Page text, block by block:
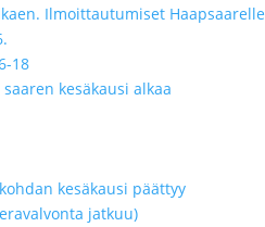
Ilmoittautumiset Haapsaarelle
18
kesäkausi alkaa
kesäkausi päättyy
jatkuu)